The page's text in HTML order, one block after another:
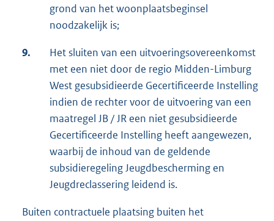
grond van het woonplaatsbeginsel
noodzakelijk is;
9.
Het sluiten van een uitvoeringsovereenkomst
met een niet door de regio Midden-Limburg
West gesubsidieerde Gecertificeerde Instelling
indien de rechter voor de uitvoering van een
maatregel JB / JR een niet gesubsidieerde
Gecertificeerde Instelling heeft aangewezen,
waarbij de inhoud van de geldende
subsidieregeling Jeugdbescherming en
Jeugdreclassering leidend is.
Buiten contractuele plaatsing buiten het